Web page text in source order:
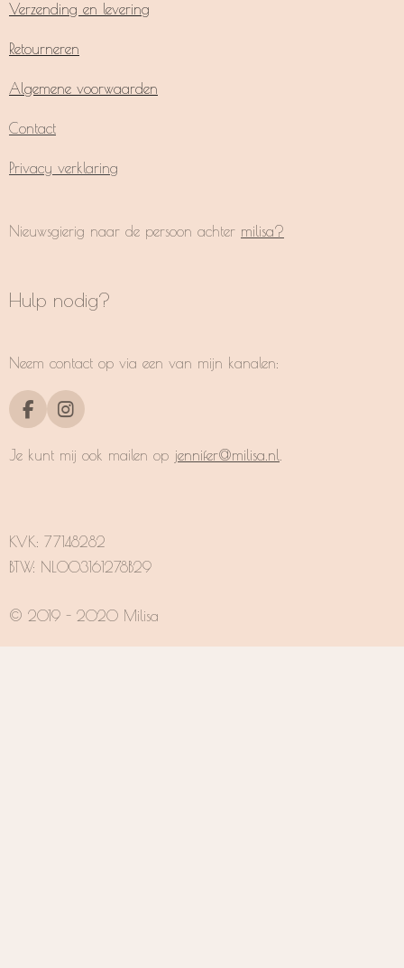
Verzending en levering
Retourneren
Algemene voorwaarden
Contact
Privacy verklaring
Nieuwsgierig naar de persoon achter milisa?
Hulp nodig?
Neem contact op via een van mijn kanalen:
F
a
c
k
I
n
s
a
Je kunt mij ook mailen op jennifer@milisa.nl
KVK: 77148282
BTW: NL003161278B29
© 2019 - 2020 Milisa